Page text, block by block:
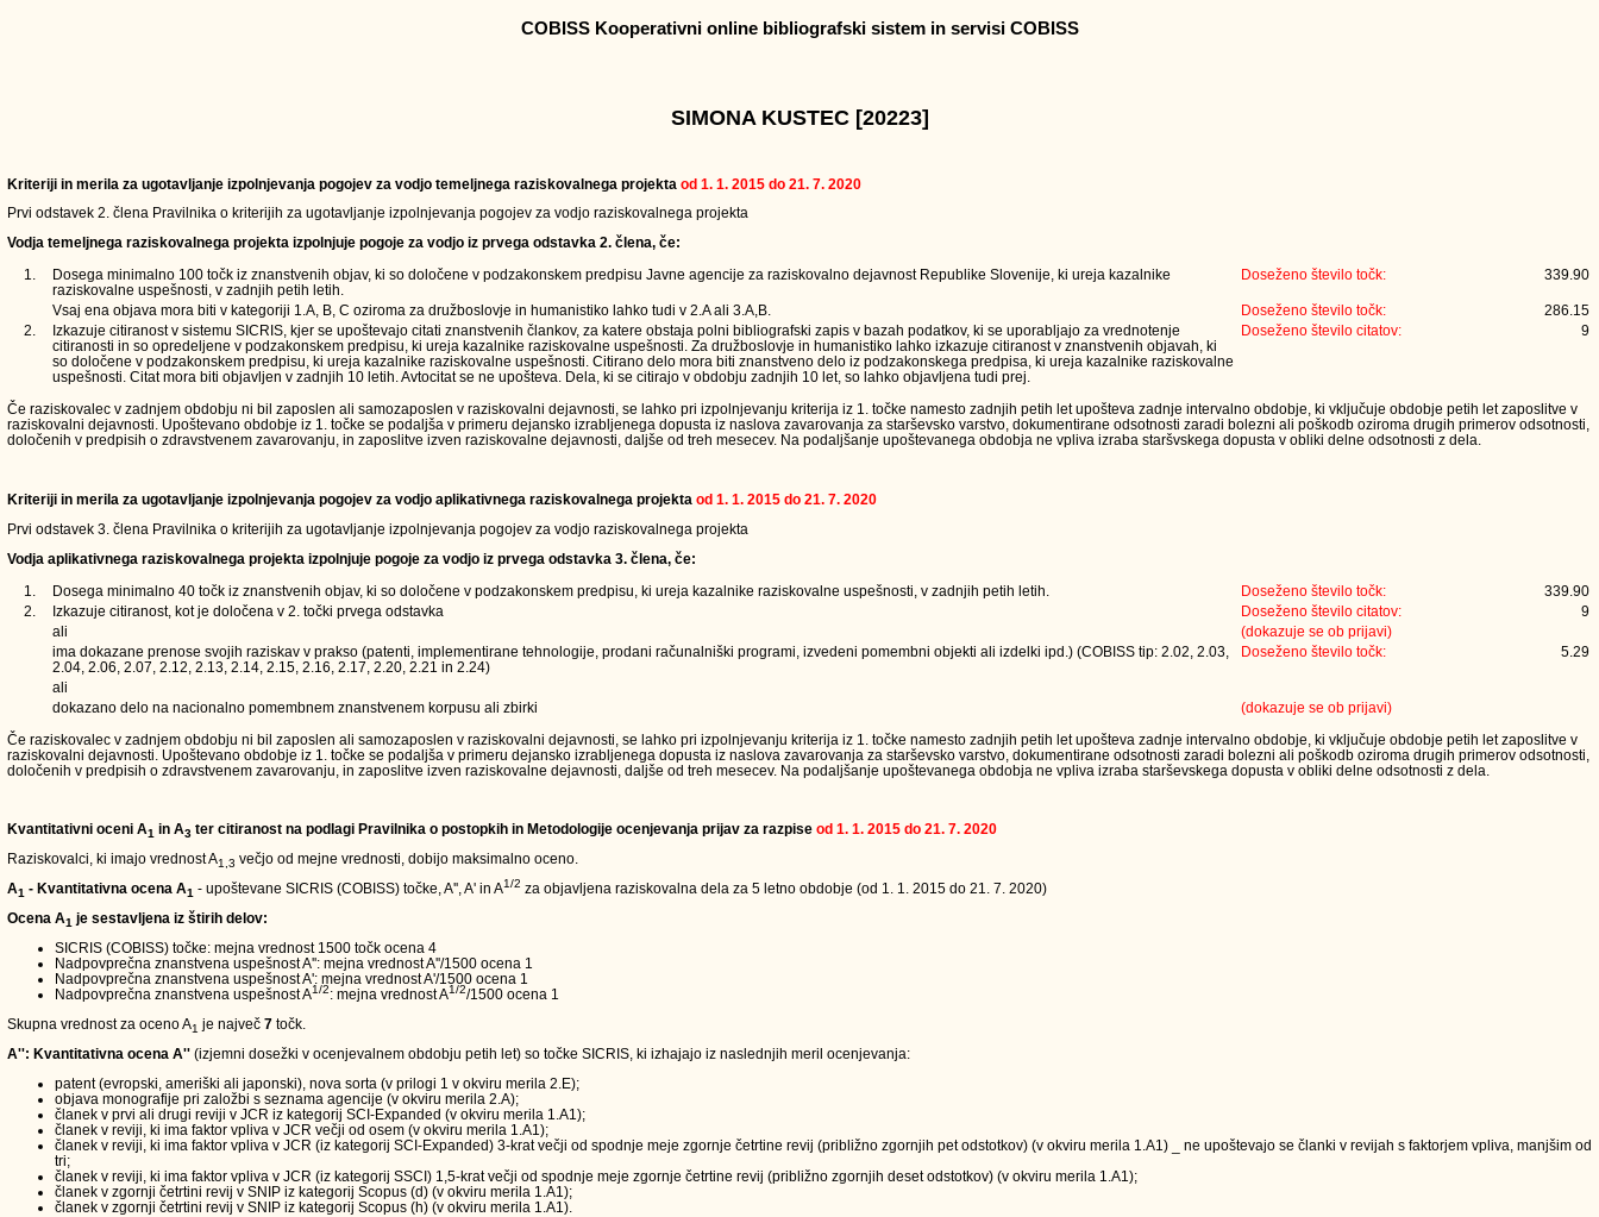
COBISS Kooperativni online bibliografski sistem in servisi COBISS
SIMONA KUSTEC [20223]
Kriteriji in merila za ugotavljanje izpolnjevanja pogojev za vodjo temeljnega raziskovalnega projekta od 1. 1. 2015 do 21. 7. 2020
Prvi odstavek 2. člena Pravilnika o kriterijih za ugotavljanje izpolnjevanja pogojev za vodjo raziskovalnega projekta
Vodja temeljnega raziskovalnega projekta izpolnjuje pogoje za vodjo iz prvega odstavka 2. člena, če:
1.
Dosega minimalno 100 točk iz znanstvenih objav, ki so določene v podzakonskem predpisu Javne agencije za raziskovalno dejavnost Republike Slovenije, ki ureja kazalnike
raziskovalne uspešnosti, v zadnjih petih letih.
Doseženo število točk: 339.90
Vsaj ena objava mora biti v kategoriji 1.A, B, C oziroma za družboslovje in humanistiko lahko tudi v 2.A ali 3.A,B. Doseženo število točk:
286.15
2.
Izkazuje citiranost v sistemu SICRIS, kjer se upoštevajo citati znanstvenih člankov, za katere obstaja polni bibliografski zapis v bazah podatkov, ki se uporabljajo za vrednotenje
citiranosti in so opredeljene v podzakonskem predpisu, ki ureja kazalnike raziskovalne uspešnosti. Za družboslovje in humanistiko lahko izkazuje citiranost v znanstvenih objavah, ki
so določene v podzakonskem predpisu, ki ureja kazalnike raziskovalne uspešnosti. Citirano delo mora biti znanstveno delo iz podzakonskega predpisa, ki ureja kazalnike raziskovalne
uspešnosti. Citat mora biti objavljen v zadnjih 10 letih. Avtocitat se ne upošteva. Dela, ki se citirajo v obdobju zadnjih 10 let, so lahko objavljena tudi prej.
Doseženo število citatov: 9
Če raziskovalec v zadnjem obdobju ni bil zaposlen ali samozaposlen v raziskovalni dejavnosti, se lahko pri izpolnjevanju kriterija iz 1. točke namesto zadnjih petih let upošteva zadnje intervalno obdobje, ki vključuje obdobje petih let zaposlitve v
raziskovalni dejavnosti. Upoštevano obdobje iz 1. točke se podaljša v primeru dejansko izrabljenega dopusta iz naslova zavarovanja za starševsko varstvo, dokumentirane odsotnosti zaradi bolezni ali poškodb oziroma drugih primerov odsotnosti,
določenih v predpisih o zdravstvenem zavarovanju, in zaposlitve izven raziskovalne dejavnosti, daljše od treh mesecev. Na podaljšanje upoštevanega obdobja ne vpliva izraba staršvskega dopusta v obliki delne odsotnosti z dela.
Kriteriji in merila za ugotavljanje izpolnjevanja pogojev za vodjo aplikativnega raziskovalnega projekta od 1. 1. 2015 do 21. 7. 2020
Prvi odstavek 3. člena Pravilnika o kriterijih za ugotavljanje izpolnjevanja pogojev za vodjo raziskovalnega projekta
Vodja aplikativnega raziskovalnega projekta izpolnjuje pogoje za vodjo iz prvega odstavka 3. člena, če:
1.
Dosega minimalno 40 točk iz znanstvenih objav, ki so določene v podzakonskem predpisu, ki ureja kazalnike raziskovalne uspešnosti, v zadnjih petih letih. Doseženo število točk:
339.90
2.
Izkazuje citiranost, kot je določena v 2. točki prvega odstavka Doseženo število citatov:
9
ali
(dokazuje se ob prijavi)
ima dokazane prenose svojih raziskav v prakso (patenti, implementirane tehnologije, prodani računalniški programi, izvedeni pomembni objekti ali izdelki ipd.) (COBISS tip: 2.02, 2.03,
2.04, 2.06, 2.07, 2.12, 2.13, 2.14, 2.15, 2.16, 2.17, 2.20, 2.21 in 2.24)
Doseženo število točk: 5.29
ali
dokazano delo na nacionalno pomembnem znanstvenem korpusu ali zbirki
(dokazuje se ob prijavi)
Če raziskovalec v zadnjem obdobju ni bil zaposlen ali samozaposlen v raziskovalni dejavnosti, se lahko pri izpolnjevanju kriterija iz 1. točke namesto zadnjih petih let upošteva zadnje intervalno obdobje, ki vključuje obdobje petih let zaposlitve v
raziskovalni dejavnosti. Upoštevano obdobje iz 1. točke se podaljša v primeru dejansko izrabljenega dopusta iz naslova zavarovanja za starševsko varstvo, dokumentirane odsotnosti zaradi bolezni ali poškodb oziroma drugih primerov odsotnosti,
določenih v predpisih o zdravstvenem zavarovanju, in zaposlitve izven raziskovalne dejavnosti, daljše od treh mesecev. Na podaljšanje upoštevanega obdobja ne vpliva izraba starševskega dopusta v obliki delne odsotnosti z dela.
Kvantitativni oceni A1 in A3 ter citiranost na podlagi Pravilnika o postopkih in Metodologije ocenjevanja prijav za razpise od 1. 1. 2015 do 21. 7. 2020
Raziskovalci, ki imajo vrednost A1,3 večjo od mejne vrednosti, dobijo maksimalno oceno.
A1 - Kvantitativna ocena A1 - upoštevane SICRIS (COBISS) točke, A'', A' in A1/2 za objavljena raziskovalna dela za 5 letno obdobje (od 1. 1. 2015 do 21. 7. 2020)
Ocena A1 je sestavljena iz štirih delov:
SICRIS (COBISS) točke: mejna vrednost 1500 točk ocena 4
Nadpovprečna znanstvena uspešnost A'': mejna vrednost A''/1500 ocena 1
Nadpovprečna znanstvena uspešnost A': mejna vrednost A'/1500 ocena 1
Nadpovprečna znanstvena uspešnost A1/2: mejna vrednost A1/2/1500 ocena 1
Skupna vrednost za oceno A1 je največ 7 točk.
A'': Kvantitativna ocena A'' (izjemni dosežki v ocenjevalnem obdobju petih let) so točke SICRIS, ki izhajajo iz naslednjih meril ocenjevanja:
patent (evropski, ameriški ali japonski), nova sorta (v prilogi 1 v okviru merila 2.E);
objava monografije pri založbi s seznama agencije (v okviru merila 2.A);
članek v prvi ali drugi reviji v JCR iz kategorij SCI-Expanded (v okviru merila 1.A1);
članek v reviji, ki ima faktor vpliva v JCR večji od osem (v okviru merila 1.A1);
članek v reviji, ki ima faktor vpliva v JCR (iz kategorij SCI-Expanded) 3-krat večji od spodnje meje zgornje četrtine revij (približno zgornjih pet odstotkov) (v okviru merila 1.A1) _ ne upoštevajo se članki v revijah s faktorjem vpliva, manjšim od
tri;
članek v reviji, ki ima faktor vpliva v JCR (iz kategorij SSCI) 1,5-krat večji od spodnje meje zgornje četrtine revij (približno zgornjih deset odstotkov) (v okviru merila 1.A1);
članek v zgornji četrtini revij v SNIP iz kategorij Scopus (d) (v okviru merila 1.A1);
članek v zgornji četrtini revij v SNIP iz kategorij Scopus (h) (v okviru merila 1.A1).